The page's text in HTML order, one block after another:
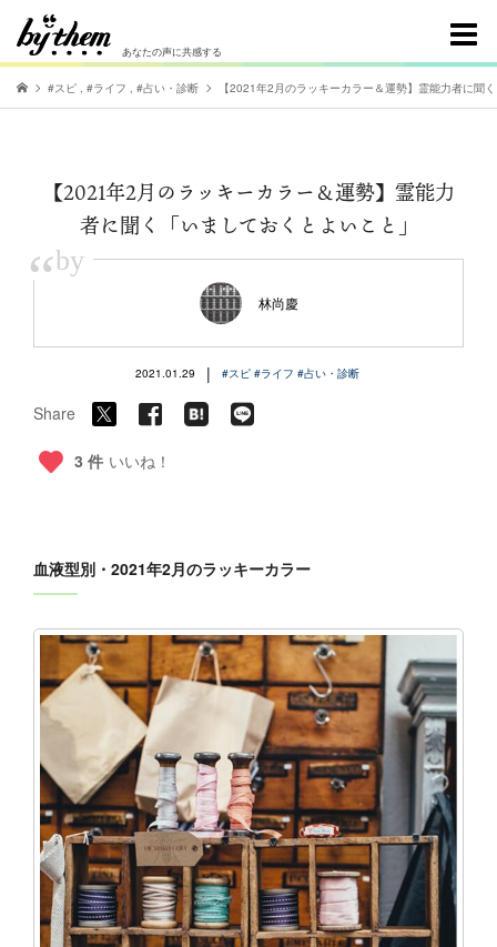
あなたの声に共感する
#スピ , #ライフ , #占い・診断 【2021年2月のラッキーカラー＆運勢】霊能力者に聞
【2021年2月のラッキーカラー＆運勢】霊能力
者に聞く「いましておくとよいこと」
“by
林尚慶
2021.01.29 | #スピ #ライフ #占い・診断
Share
3 件 いいね！
血液型別・2021年2月のラッキーカラー